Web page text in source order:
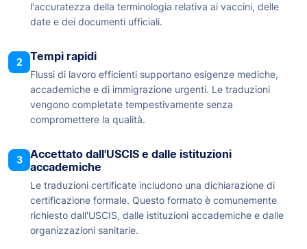
l'accuratezza della terminologia relativa ai vaccini, delle
date e dei documenti ufficiali.
2 Tempi rapidi
Flussi di lavoro efficienti supportano esigenze mediche,
accademiche e di immigrazione urgenti. Le traduzioni
vengono completate tempestivamente senza
compromettere la qualità.
3
Accettato dall'USCIS e dalle istituzioni
accademiche
Le traduzioni certificate includono una dichiarazione di
certificazione formale. Questo formato è comunemente
richiesto dall'USCIS, dalle istituzioni accademiche e dalle
organizzazioni sanitarie.